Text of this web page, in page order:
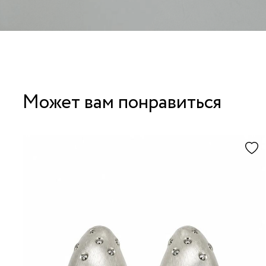
Может вам понравиться